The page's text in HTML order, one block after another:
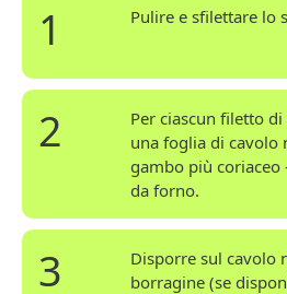
1
Pulire e sfilettare lo
2
Per ciascun filetto
una foglia di cavolo
gambo più
da forno.
3
Disporre sul cavolo
borragine (se